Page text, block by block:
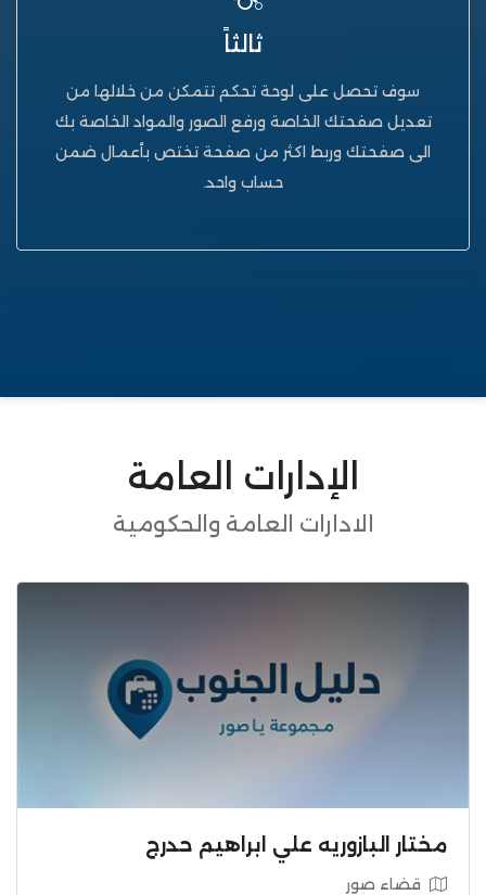
ثالثاً
سوف تحصل على لوحة تحكم تتمكن من خلالها من
تعديل صفحتك الخاصة ورفع الصور والمواد الخاصة بك
الى صفحتك وربط اكثر من صفحة تختص بأعمال ضمن
حساب واحد.
الإدارات العامة
الادارات العامة والحكومية
مختار البازوريه علي ابراهيم حدرج
قضاء صور